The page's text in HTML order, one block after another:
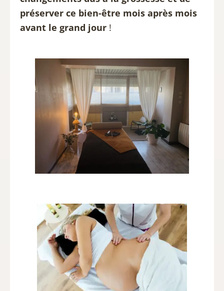
préserver ce bien-être mois après mois
avant le grand jour !​